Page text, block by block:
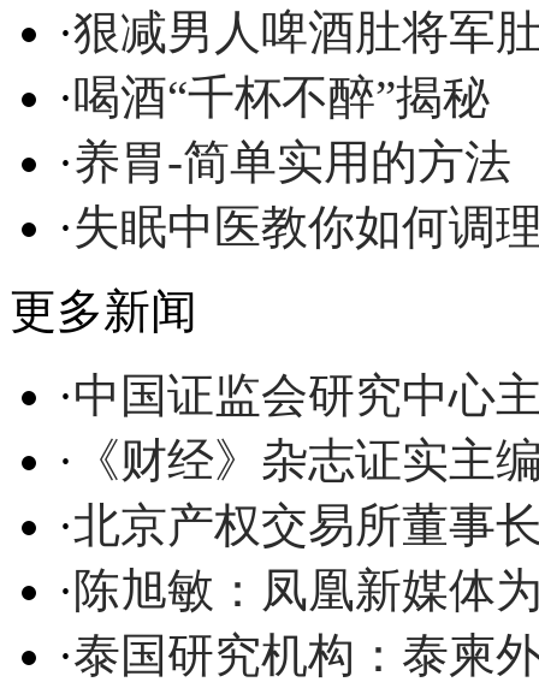
·狠减男人啤酒肚将军
·喝酒“千杯不醉”揭秘
·养胃-简单实用的方法
·失眠中医教你如何调
更多新闻
·中国证监会研究中心
· 《财经》杂志证实主
·北京产权交易所董事
·陈旭敏：凤凰新媒体
·泰国研究机构：泰柬